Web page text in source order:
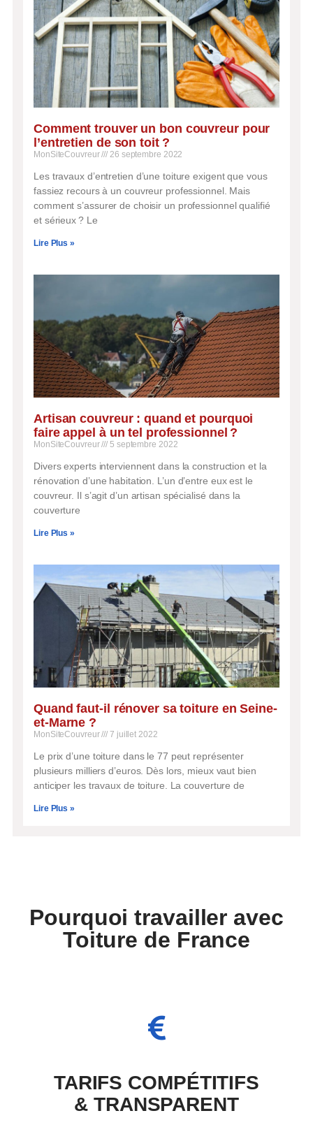
Comment trouver un bon couvreur pour
l’entretien de son toit ?
MonSiteCouvreur 26 septembre 2022
Les travaux d’entretien d’une toiture exigent que vous
fassiez recours à un couvreur professionnel. Mais
comment s’assurer de choisir un professionnel qualifié
et sérieux ? Le
Lire Plus »
Artisan couvreur : quand et pourquoi
faire appel à un tel professionnel ?
MonSiteCouvreur 5 septembre 2022
Divers experts interviennent dans la construction et la
rénovation d’une habitation. L’un d’entre eux est le
couvreur. Il s’agit d’un artisan spécialisé dans la
couverture
Lire Plus »
Quand faut-il rénover sa toiture en Seine-
et-Marne ?
MonSiteCouvreur 7 juillet 2022
Le prix d’une toiture dans le 77 peut représenter
plusieurs milliers d’euros. Dès lors, mieux vaut bien
anticiper les travaux de toiture. La couverture de
Lire Plus »
Pourquoi travailler avec
Toiture de France
TARIFS COMPÉTITIFS
& TRANSPARENT
Une question ? Un besoin ?
Inscrivez votre numéro de téléphone ci-
dessous et on vous rappellera rapidement.